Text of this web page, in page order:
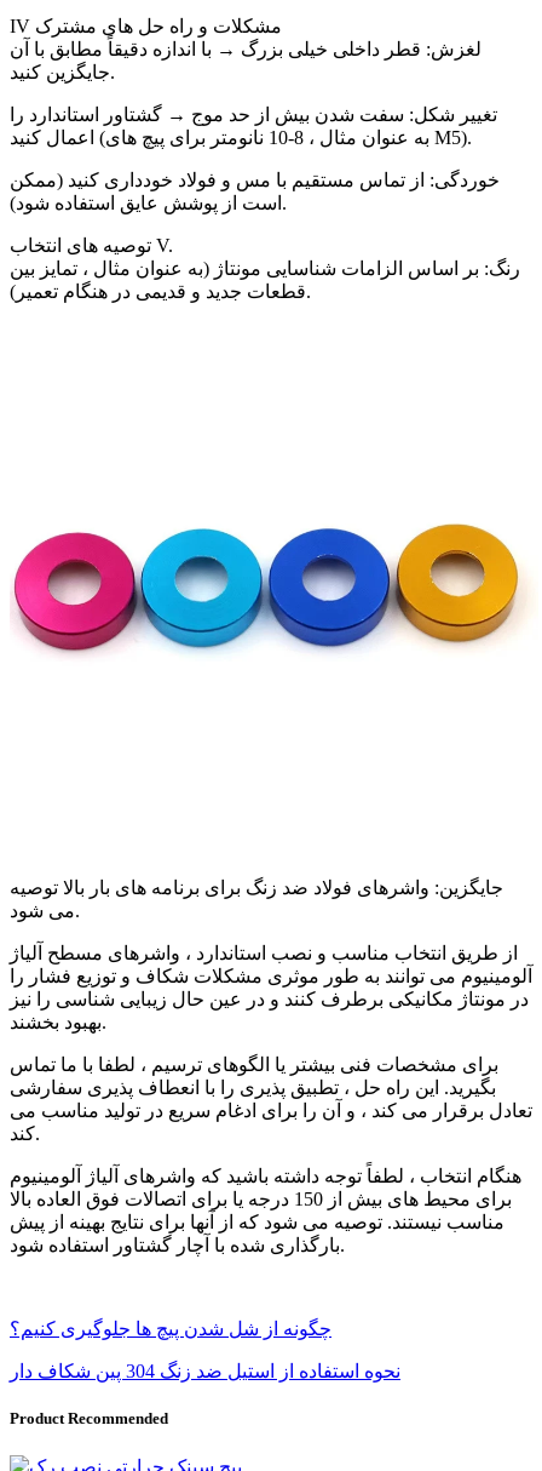
IV مشکلات و راه حل های مشترک
لغزش: قطر داخلی خیلی بزرگ → با اندازه دقیقاً مطابق با آن
جایگزین کنید.
تغییر شکل: سفت شدن بیش از حد موج → گشتاور استاندارد را
اعمال کنید (به عنوان مثال ، 8-10 نانومتر برای پیچ های M5).
خوردگی: از تماس مستقیم با مس و فولاد خودداری کنید (ممکن
است از پوشش عایق استفاده شود).
توصیه های انتخاب V.
رنگ: بر اساس الزامات شناسایی مونتاژ (به عنوان مثال ، تمایز بین
قطعات جدید و قدیمی در هنگام تعمیر).
جایگزین: واشرهای فولاد ضد زنگ برای برنامه های بار بالا توصیه
می شود.
از طریق انتخاب مناسب و نصب استاندارد ، واشرهای مسطح آلیاژ
آلومینیوم می توانند به طور موثری مشکلات شکاف و توزیع فشار را
در مونتاژ مکانیکی برطرف کنند و در عین حال زیبایی شناسی را نیز
بهبود بخشند.
برای مشخصات فنی بیشتر یا الگوهای ترسیم ، لطفا با ما تماس
بگیرید. این راه حل ، تطبیق پذیری را با انعطاف پذیری سفارشی
تعادل برقرار می کند ، و آن را برای ادغام سریع در تولید مناسب می
کند.
هنگام انتخاب ، لطفاً توجه داشته باشید که واشرهای آلیاژ آلومینیوم
برای محیط های بیش از 150 درجه یا برای اتصالات فوق العاده بالا
مناسب نیستند. توصیه می شود که از آنها برای نتایج بهینه از پیش
بارگذاری شده با آچار گشتاور استفاده شود.
چگونه از شل شدن پیچ ها جلوگیری کنیم؟
نحوه استفاده از استیل ضد زنگ 304 پین شکاف دار
Product Recommended